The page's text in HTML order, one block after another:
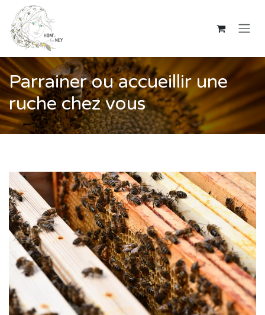
Se rendre au contenu
Parrainer ou accueillir une
ruche chez vous